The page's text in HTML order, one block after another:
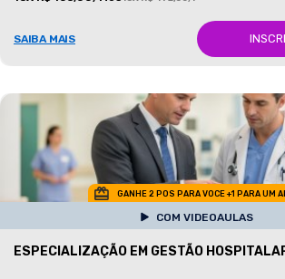
SAIBA MAIS
GANHE 2 POS PARA VOCE +1 PARA UM
COM VIDEOAULAS
ESPECIALIZAÇÃO EM GESTÃO